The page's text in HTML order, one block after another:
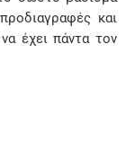
και
έχει πάντα τον